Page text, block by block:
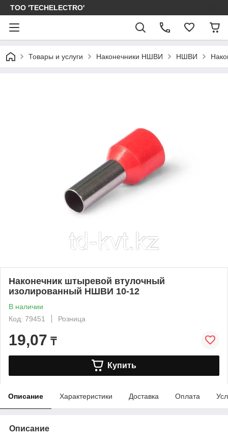
ТОО 'TECHELECTRO'
Товары и услуги Наконечники НШВИ НШВИ
Наконечник штыревой втулочный
изолированный НШВИ 10-12
В наличии
Код: 79451
Розница
19,07 ₸
Купить
Описание Характеристики Доставка Оплата
Описание